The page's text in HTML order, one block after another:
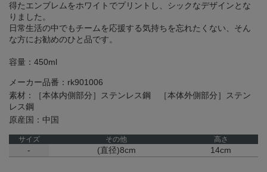
得たエンブレムをホワイトでプリントし、シックなデザインとな
りました。
日常生活の中でもチームを応援する気持ちを忘れたくない、そん
な方にお勧めのひと品です。
容量：450ml
メーカー品番：rk901006
素材：［本体内側部分］ステンレス鋼 ［本体外側部分］ステン
レス鋼
原産国：中国
サイズ その他 高さ
- (直径)8cm 14cm